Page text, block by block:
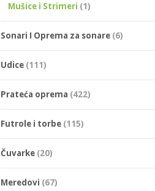
Mušice i Strimeri (1)
Sonari I Oprema za sonare (6)
Udice (111)
Prateća oprema (422)
Futrole i torbe (115)
Čuvarke (20)
Meredovi (67)